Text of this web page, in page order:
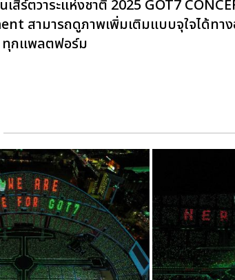
สิร์ตวาระแห่งชาติ 2025 GOT7
สามารถดูภาพเพิ่มเติมแบบจุใจได้ทาง
ทุกแพลตฟอร์ม